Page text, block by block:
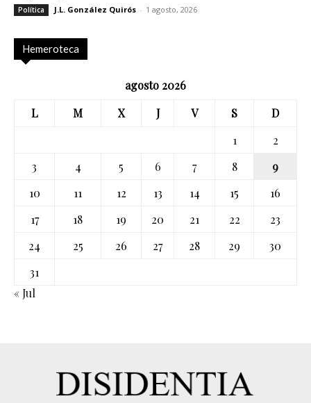
Política J.L. González Quirós - 1 agosto, 2026
Hemeroteca
agosto 2026
L
M X J V S
D
1
2
3
4 5 6 7 8
9
10
11 12 13 14 15
16
17
18 19 20 21 22
23
24
25 26 27 28 29
30
31
« Jul